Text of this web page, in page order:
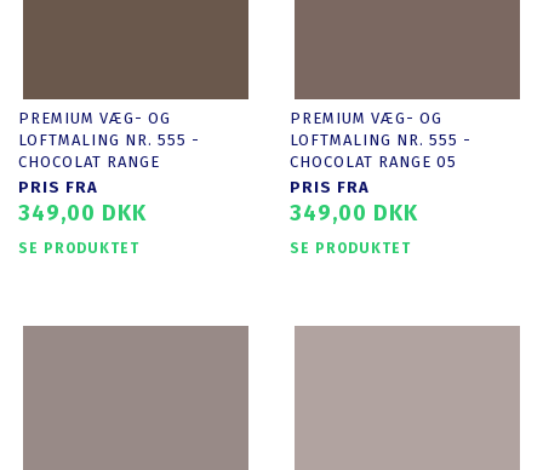
PREMIUM VÆG- OG
LOFTMALING NR. 555 -
CHOCOLAT RANGE
PRIS FRA
349,00 DKK
SE PRODUKTET
PREMIUM VÆG- OG
LOFTMALING NR. 555 -
CHOCOLAT RANGE 05
PRIS FRA
349,00 DKK
SE PRODUKTET